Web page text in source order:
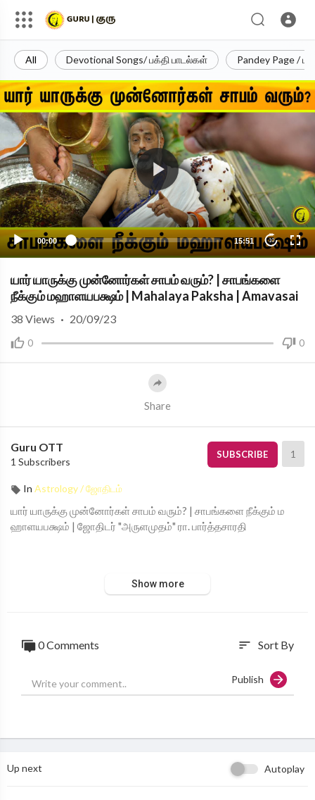
All Devotional Songs/ பக்தி பாடல்கள் Pandey Page /
00:00 15:51 10
யார் யாருக்கு முன்னோர்கள் சாபம் வரும்? | சாபங்களை
நீக்கும் மஹாளயபக்ஷம் | Mahalaya Paksha | Amavasai
0 0
38 Views · 20/09/23
Share
Guru OTT
1 Subscribers
SUBSCRIBE 1
In Astrology / ஜோதிடம்
யார் யாருக்கு முன்னோர்கள் சாபம் வரும்? | சாபங்களை நீக்கும் ம
ஹாளயபக்ஷம் | ஜோதிடர் "அருளமுதம்" ரா. பார்த்தசாரதி
e, Science, Temple, Music.
To catch us on Facebook :
https://www.facebook.com/GuruCha
nakyaa/
Show more
0 Comments sort Sort By
Publish
Up next Autoplay